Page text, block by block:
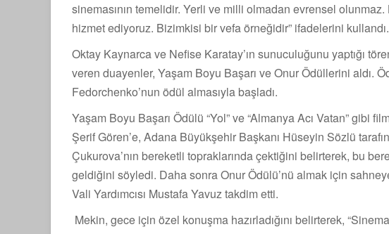
sinemasının temelidir. Yerli ve milli olmadan evrensel
hizmet ediyoruz. Bizimkisi bir vefa örneğidir” ifadelerini kullandı.
Oktay Kaynarca ve Nefise Karatay’ın sunuculuğunu yaptığı
veren duayenler, Yaşam Boyu Başarı ve Onur Ödüllerini aldı.
Fedorchenko’nun ödül almasıyla başladı.
Yaşam Boyu Başarı Ödülü “Yol” ve “Almanya Acı Vatan” gibi
Şerif Gören’e, Adana Büyükşehir Başkanı Hüseyin Sözlü
Çukurova’nın bereketli topraklarında çektiğini belirterek, bu
geldiğini söyledi. Daha sonra Onur Ödülü’nü almak için
Vali Yardımcısı Mustafa Yavuz takdim etti.
Mekin, gece için özel konuşma hazırladığını belirterek,